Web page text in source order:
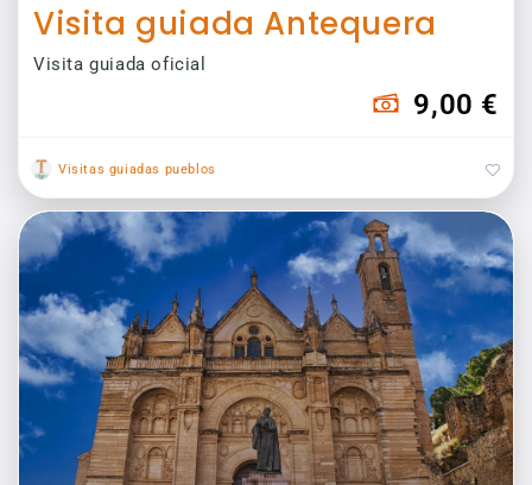
Visita guiada Antequera
Visita guiada oficial
9,00 €
Visitas guiadas pueblos